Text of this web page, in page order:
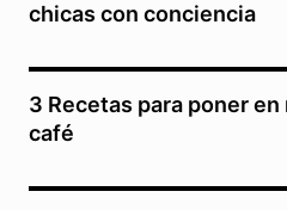
chicas con conciencia
3 Recetas para poner
café